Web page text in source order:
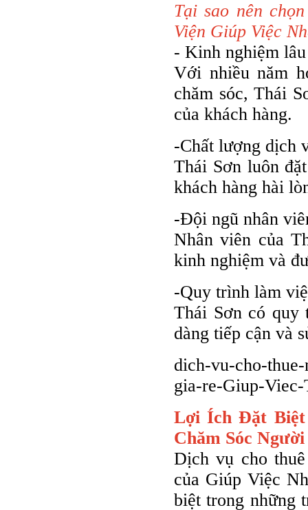
Tại sao nên
Viện Giúp Việc
- Kinh nghiệm
Với nhiều năm
chăm sóc, Thái
của khách hàng.
-Chất lượng dịch
Thái Sơn luôn
khách hàng hài
-Đội ngũ nhân
Nhân viên của
kinh nghiệm và
-Quy trình làm
Thái Sơn có quy
dàng tiếp cận và
dich-vu-cho-
gia-re-Giup-Viec-
Lợi Ích Đặt Biệt
Chăm Sóc
Dịch vụ cho
của Giúp Việc
biệt trong những